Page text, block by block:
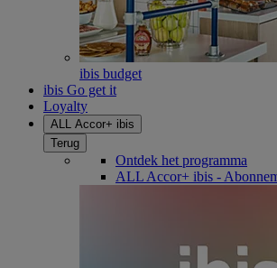
ibis budget
ibis Go get it
Loyalty
ALL Accor+ ibis
Terug
Ontdek het programma
ALL Accor+ ibis -